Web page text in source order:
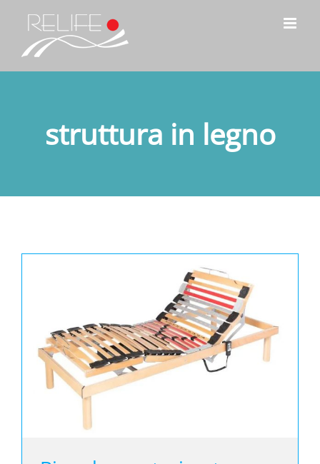
contenuto
struttura in legno